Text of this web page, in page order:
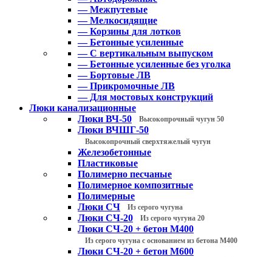
— Межпутевые
— Мелкосидящие
— Корзины для лотков
— Бетонные усиленные
— С вертикальным выпуском
— Бетонные усиленные без уголка
— Бортовые ЛВ
— Прикромочные ЛВ
— Для мостовых конструкций
Люки канализационные
Люки ВЧ-50
Высокопрочный чугун 50
Люки ВЧШГ-50
Высокопрочный сверхтяжелый чугун
Железобетонные
Пластиковые
Полимерно песчаные
Полимерное композитные
Полимерные
Люки СЧ
Из серого чугуна
Люки СЧ-20 Из серого чугуна 20
Люки СЧ-20 + бетон М400
Из серого чугуна с основанием из бетона М400
Люки СЧ-20 + бетон М600